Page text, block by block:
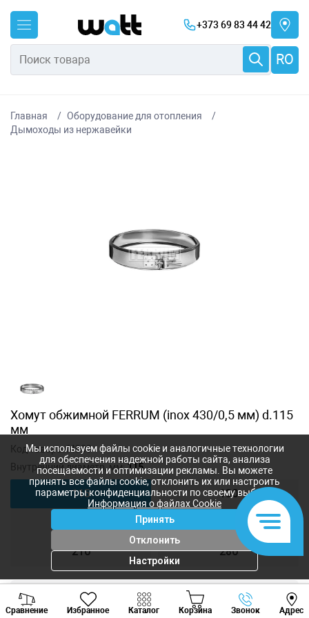
+373 69 83 44 42
RO
Главная
Оборудование для отопления
Дымоходы из нержавейки
Хомут обжимной FERRUM (inox 430/0,5 мм) d.115
мм
Код товара:f4903
Внутренний диаметр, мм:115
115 130
210 280
95лей
Сравнение Избранное Каталог Корзина Звонок Адрес
Viber Whatsapp
Мы используем файлы cookie и аналогичные технологии
для обеспечения надежной работы сайта, анализа
посещаемости и оптимизации рекламы. Вы можете
принять все файлы cookie, отклонить их или настроить
параметры конфиденциальности по своему выбору.
Информация о файлах Cookie
Принять
Отклонить
Настройки